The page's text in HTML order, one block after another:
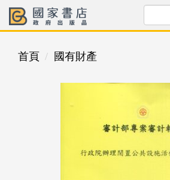
首頁 國有財產